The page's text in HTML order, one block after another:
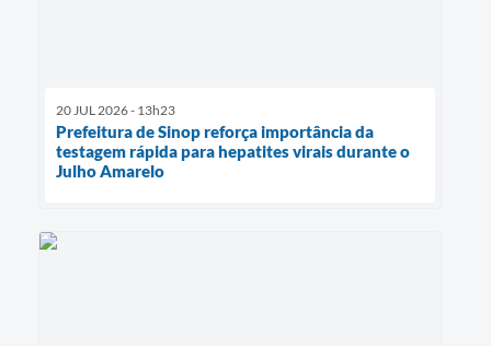
20 JUL 2026 - 13h23
Prefeitura de Sinop reforça importância da
testagem rápida para hepatites virais durante o
Julho Amarelo